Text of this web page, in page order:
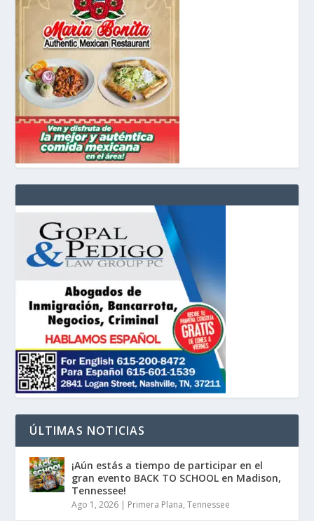
ÚLTIMAS NOTICIAS
¡Aún estás a tiempo de participar en el
gran evento BACK TO SCHOOL en Madison,
Tennessee!
Ago 1, 2026 | Primera Plana,Tennessee